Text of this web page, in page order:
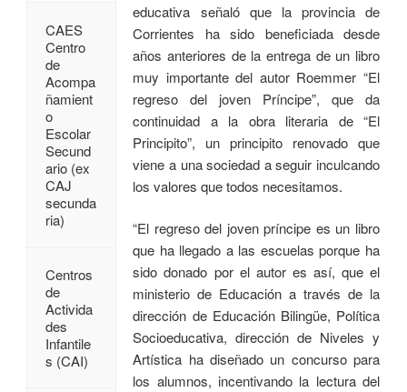
educativa señaló que la provincia de
Corrientes ha sido beneficiada desde
años anteriores de la entrega de un libro
muy importante del autor Roemmer “El
regreso del joven Príncipe”, que da
continuidad a la obra literaria de “El
Principito”, un principito renovado que
viene a una sociedad a seguir inculcando
los valores que todos necesitamos.
“El regreso del joven príncipe es un libro
que ha llegado a las escuelas porque ha
sido donado por el autor es así, que el
ministerio de Educación a través de la
dirección de Educación Bilingüe, Política
Socioeducativa, dirección de Niveles y
Artística ha diseñado un concurso para
los alumnos, incentivando la lectura del
CAES
Centro
de
Acompa
ñamient
o
Escolar
Secund
ario (ex
CAJ
secunda
ria)
Centros
de
Activida
des
Infantile
s (CAI)